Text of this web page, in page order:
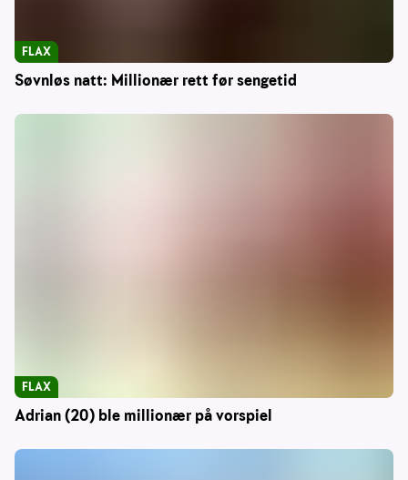
Søvnløs natt: Millionær rett før sengetid
FLAX
Adrian (20) ble millionær på vorspiel
FLAX